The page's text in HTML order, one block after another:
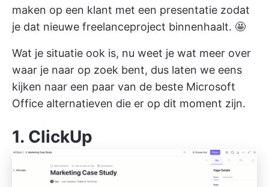
maken op een klant met een presentatie zodat
je dat nieuwe freelanceproject binnenhaalt. 🤩
Wat je situatie ook is, nu weet je wat meer over
waar je naar op zoek bent, dus laten we eens
kijken naar een paar van de beste Microsoft
Office alternatieven die er op dit moment zijn.
1. ClickUp